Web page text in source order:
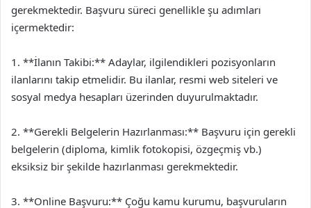
gerekmektedir. Başvuru süreci genellikle şu adımları
içermektedir:
1. **İlanın Takibi:** Adaylar, ilgilendikleri pozisyonların
ilanlarını takip etmelidir. Bu ilanlar, resmi web siteleri ve
sosyal medya hesapları üzerinden duyurulmaktadır.
2. **Gerekli Belgelerin Hazırlanması:** Başvuru için gerekli
belgelerin (diploma, kimlik fotokopisi, özgeçmiş vb.)
eksiksiz bir şekilde hazırlanması gerekmektedir.
3. **Online Başvuru:** Çoğu kamu kurumu, başvuruların